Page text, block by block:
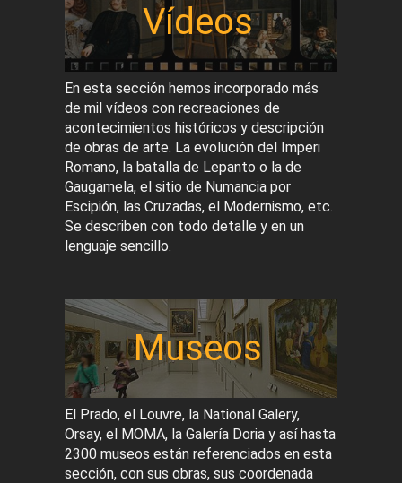
Vídeos
En esta sección hemos incorporado más
de mil vídeos con recreaciones de
acontecimientos históricos y descripción
de obras de arte. La evolución del Imperi
Romano, la batalla de Lepanto o la de
Gaugamela, el sitio de Numancia por
Escipión, las Cruzadas, el Modernismo, etc.
Se describen con todo detalle y en un
lenguaje sencillo.
Museos
El Prado, el Louvre, la National Galery,
Orsay, el MOMA, la Galería Doria y así hasta
2300 museos están referenciados en esta
sección, con sus obras, sus coordenada